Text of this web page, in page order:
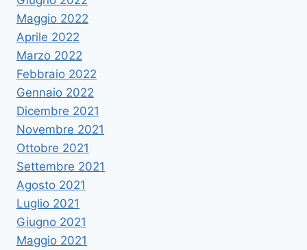
Maggio 2022
Aprile 2022
Marzo 2022
Febbraio 2022
Gennaio 2022
Dicembre 2021
Novembre 2021
Ottobre 2021
Settembre 2021
Agosto 2021
Luglio 2021
Giugno 2021
Maggio 2021